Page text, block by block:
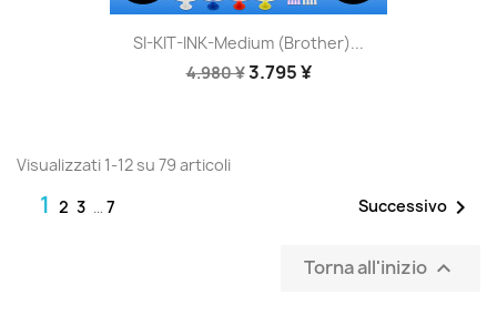
SI-KIT-INK-Medium (Brother)...
4.980 ¥3.795 ¥
Visualizzati 1-12 su 79 articoli
1 2 3 … 7 Successivo 
Torna all'inizio 